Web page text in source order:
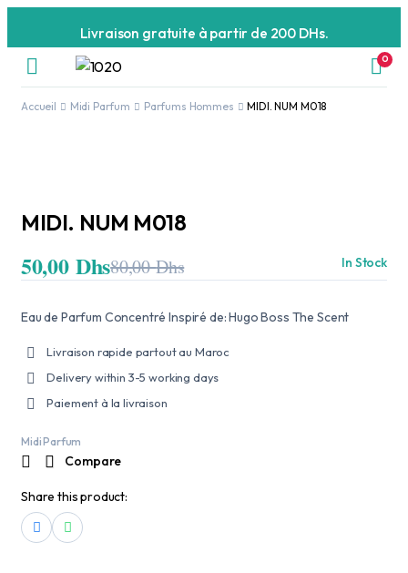
Livraison gratuite à partir de 200 DHs.
0
Accueil Midi Parfum Parfums Hommes MIDI. NUM M018
MIDI. NUM M018
80,00Dhs
Le
prix
initial
était :
80,00 Dhs.
50,00Dhs
Le
prix
actuel
est :
50,00 Dhs.
In Stock
Eau de Parfum Concentré Inspiré de: Hugo Boss The Scent
Livraison rapide partout au Maroc
Delivery within 3-5 working days
Paiement à la livraison
Midi Parfum
Compare
Share this product: